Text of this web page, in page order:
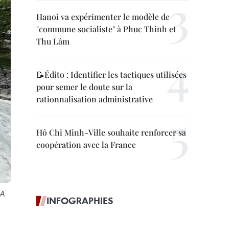
Hanoi va expérimenter le modèle de
"commune socialiste" à Phuc Thinh et
Thu Lâm
📝Édito : Identifier les tactiques utilisées
pour semer le doute sur la
rationnalisation administrative
Hô Chi Minh-Ville souhaite renforcer sa
coopération avec la France
INFOGRAPHIES